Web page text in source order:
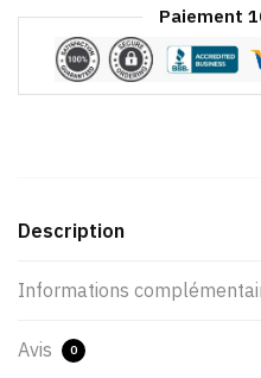
Paiement
Description
Informations
Avis 0